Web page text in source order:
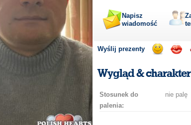
Napisz
wiadomość
Wyślij prezenty
uśmiech
Wygląd & charakter
Stosunek do
palenia:
nie palę